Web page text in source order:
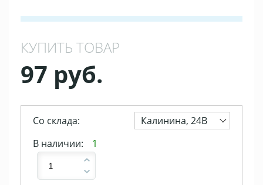
КУПИТЬ ТОВАР
97 руб.
Со склада:
Калинина, 24В
В наличии:
1